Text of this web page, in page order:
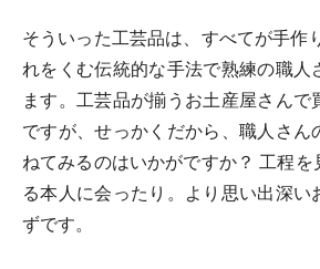
そういった工芸品は、すべてが手作
れをくむ伝統的な手法で熟練の職人
ます。工芸品が揃うお土産屋さんで
ですが、せっかくだから、職人さん
ねてみるのはいかがですか？ 工程を
る本人に会ったり。より思い出深い
ずです。